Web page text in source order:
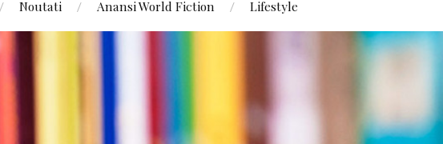
Noutati Anansi World Fiction Lifestyle